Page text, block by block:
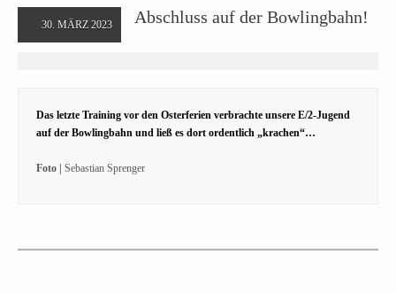
30. MÄRZ 2023 Abschluss auf der Bowlingbahn!
Das letzte Training vor den Osterferien verbrachte unsere E/2-Jugend
auf der Bowlingbahn und ließ es dort ordentlich „krachen“…
Foto | Sebastian Sprenger